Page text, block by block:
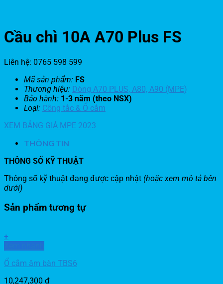
Cầu chì 10A A70 Plus FS
Liên hệ: 0765 598 599
Mã sản phẩm: FS
Thương hiệu: Dòng A70 PLUS, A80, A90 (MPE)
Bảo hành: 1-3 năm (theo NSX)
Loại: Công tắc & Ổ cắm
XEM BẢNG GIÁ MPE 2023
THÔNG TIN
THÔNG SỐ KỸ THUẬT
Thông số kỹ thuật đang được cập nhật (hoặc xem mô tả bên
dưới)
Sản phẩm tương tự
+
Ổ cắm âm bàn TBS6
10,247,300 đ